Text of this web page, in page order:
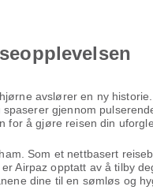
avslører en ny
gjennom
for å gjøre reisen din
Som et nettbasert
Airpaz opptatt av å tilby
dine til en sømløs og